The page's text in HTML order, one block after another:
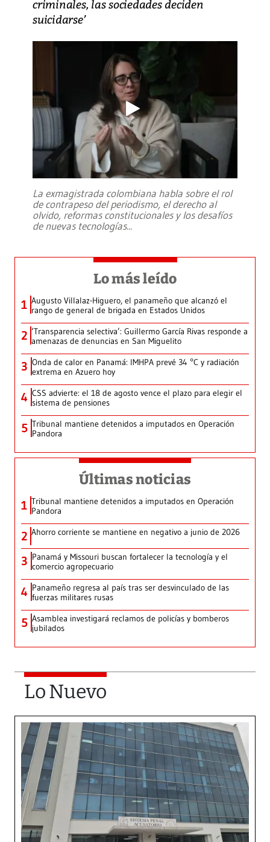
criminales, las sociedades deciden
suicidarse’
La exmagistrada colombiana habla sobre el rol
de contrapeso del periodismo, el derecho al
olvido, reformas constitucionales y los desafíos
de nuevas tecnologías...
Lo más leído
1 Augusto Villalaz-Higuero, el panameño que alcanzó el
rango de general de brigada en Estados Unidos
2 ‘Transparencia selectiva’: Guillermo García Rivas responde a
amenazas de denuncias en San Miguelito
3 Onda de calor en Panamá: IMHPA prevé 34 °C y radiación
extrema en Azuero hoy
4 CSS advierte: el 18 de agosto vence el plazo para elegir el
sistema de pensiones
5 Tribunal mantiene detenidos a imputados en Operación
Pandora
Últimas noticias
1 Tribunal mantiene detenidos a imputados en Operación
Pandora
2 Ahorro corriente se mantiene en negativo a junio de 2026
3 Panamá y Missouri buscan fortalecer la tecnología y el
comercio agropecuario
4 Panameño regresa al país tras ser desvinculado de las
fuerzas militares rusas
5 Asamblea investigará reclamos de policías y bomberos
jubilados
Lo Nuevo